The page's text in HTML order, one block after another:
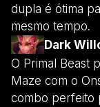
dupla é ótima
mesmo tempo.
Dark
O Primal Beast
Maze com o
combo perfeito